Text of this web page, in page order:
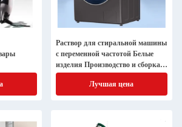
Раствор для стиральной машины
с переменной частотой Белые
изделия Производство и сборка
ПХБ
Лучшая цена